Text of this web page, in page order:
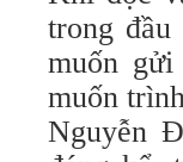
trong
muốn
muốn
Nguyễn